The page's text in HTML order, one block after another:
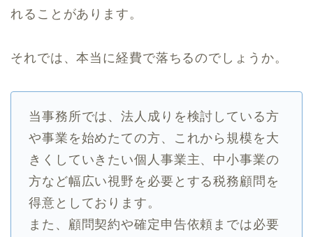
れることがあります。
それでは、本当に経費で落ちるのでしょうか。
当事務所では、法人成りを検討している方
や事業を始めたての方、これから規模を大
きくしていきたい個人事業主、中小事業の
方など幅広い視野を必要とする税務顧問を
得意としております。
また、顧問契約や確定申告依頼までは必要